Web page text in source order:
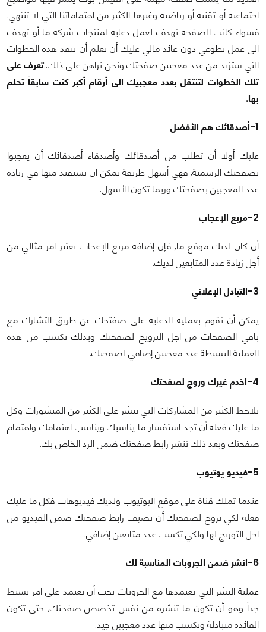
اجتماعية أو تقنية أو رياضية وغيرها الكثير من اهتماماتنا التي لا تنتهي.
فسواء كانت الصفحة تهدف لعمل دعاية لمنتجات شركة ما أو تهدف
الى عمل تطوعي دون عائد مالي عليك أن تعلم أن تنفذ هذه الخطوات
التي ستزيد من عدد معجيبن صفحتك ونحن نراهن على ذلك..تعرف على
تلك الخطوات لتنتقل بعدد معجبيك الى أرقام أكبر كنت سابقاً تحلم
بها.
1-أصدقائك هم الأفضل
عليك أولا أن تطلب من أصدقائك وأصدقاء أصدقائك أن يعجبوا
بصفحتك الرسمية, فهي أسهل طريقة يمكن ان تستفيد منها في زيادة
عدد المعجبين بصفحتك وربما تكون الأسهل.
2-مربع الإعجاب
أن كان لديك موقع ما, فإن إضافة مربع الإعجاب يعتبر امر مثالي من
أجل زيادة عدد المتابعين لديك.
3-التبادل الإعلاني
يمكن أن تقوم بعملية الدعاية على صفتحك عن طريق التشارك مع
باقي الصفحات من اجل الترويج لصفحتك وبذلك تكسب من هذه
العملية البسيطة عدد معجبين إضافي لصفحتك.
4-اخدم غيرك وروج لصفحتك
نلاحظ الكثير من المشاركات التي تنشر على الكثير من المنشورات وكل
ما عليك فعله أن تجد استفسار ما يناسبك ويناسب اهتمامك واهتمام
صفحتك وبعد ذلك تنشر رابط صفحتك ضمن الرد الخاص بك.
5-فيديو يوتيوب
عندما تملك قناة على موقع اليوتيوب ولديك فيديوهات فكل ما عليك
فعله لكي تروج لصفحتك أن تضيف رابط صفحتك ضمن الفيديو من
اجل التوريج لها ولكي تكسب عدد متابعين إضافي.
6-انشر ضمن الجروبات المناسبة لك
عملية النشر التي تعتمدها مع الجروبات يجب أن تعتمد على امر بسيط
جداً وهو أن تكون ما تنشره من نفس تخصص صفحتك, حتى تكون
الفائدة متبادلة وتكسب منها عدد معجبين جيد.